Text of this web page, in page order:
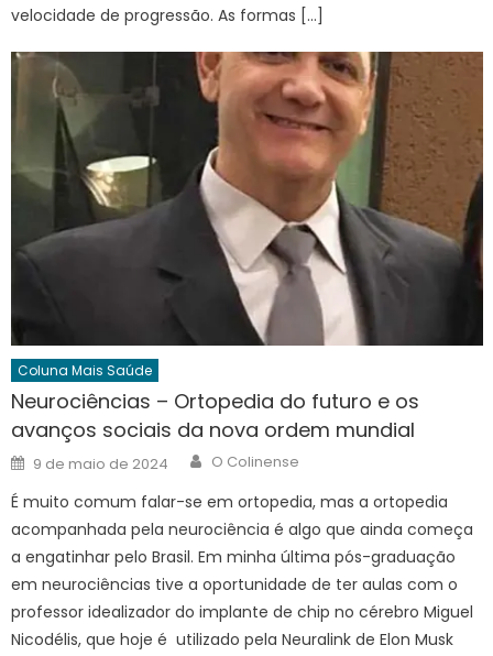
velocidade de progressão. As formas […]
Coluna Mais Saúde
Neurociências – Ortopedia do futuro e os
avanços sociais da nova ordem mundial
Posted
on
9 de maio de 2024 Author
O Colinense
É muito comum falar-se em ortopedia, mas a ortopedia
acompanhada pela neurociência é algo que ainda começa
a engatinhar pelo Brasil. Em minha última pós-graduação
em neurociências tive a oportunidade de ter aulas com o
professor idealizador do implante de chip no cérebro Miguel
Nicodélis, que hoje é utilizado pela Neuralink de Elon Musk